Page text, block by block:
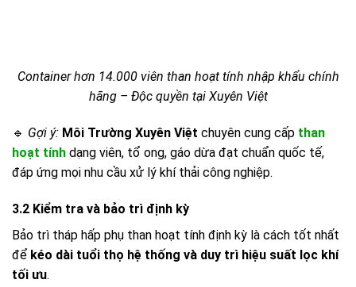
Container hơn 14.000 viên than hoạt tính nhập khẩu chính
hãng – Độc quyền tại Xuyên Việt
🔹 Gợi ý: Môi Trường Xuyên Việt chuyên cung cấp than
hoạt tính dạng viên, tổ ong, gáo dừa đạt chuẩn quốc tế,
đáp ứng mọi nhu cầu xử lý khí thải công nghiệp.
3.2 Kiểm tra và bảo trì định kỳ
Bảo trì tháp hấp phụ than hoạt tính định kỳ là cách tốt nhất
để kéo dài tuổi thọ hệ thống và duy trì hiệu suất lọc khí
tối ưu.